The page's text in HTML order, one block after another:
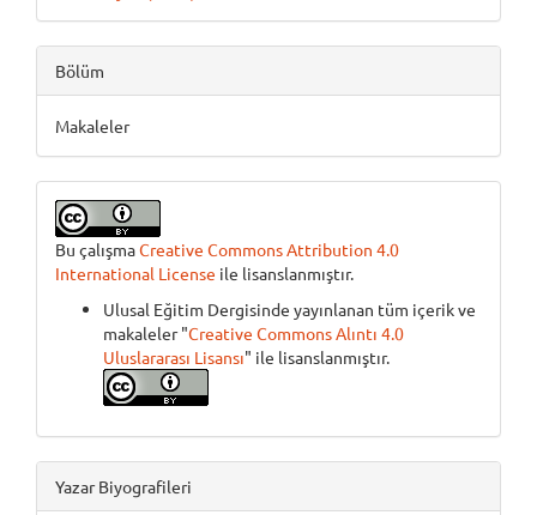
Bölüm
Makaleler
Bu çalışmaCreative Commons Attribution 4.0
International License ile lisanslanmıştır.
Ulusal Eğitim Dergisinde yayınlanan tüm içerik ve
makaleler "Creative Commons Alıntı 4.0
Uluslararası Lisansı" ile lisanslanmıştır.
Yazar Biyografileri